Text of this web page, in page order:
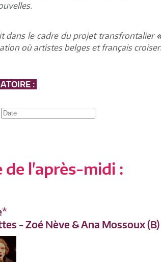
dans le cadre du projet transfrontalier
où artistes belges et français
:
de l'après-midi :
- Zoé Nève & Ana Mossoux (B)